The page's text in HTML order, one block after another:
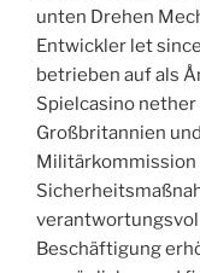
unten Drehen
Entwickler let
betrieben auf als
Spielcasino
Großbritannien
Militärkommission
Beschäftigung